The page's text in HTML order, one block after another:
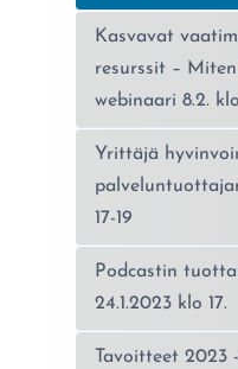
Kasvavat
resurssit –
webinaari 8.2. klo
Yrittäjä
17-19
Podcastin
24.1.2023 klo 17.
Tavoitteet 2023